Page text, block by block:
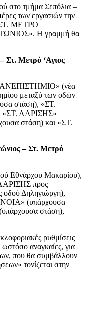
στο τμήμα Σεπόλια –
των εργασιών την
ΜΕΤΡΟ
Η γραμμή θα
Στ. Μετρό ‘Αγιος
(νέα
μεταξύ των οδών
στάση), «ΣΤ.
«ΣΤ. ΛΑΡΙΣΗΣ»
στάση) και «ΣΤ.
– Στ. Μετρό
Εθνάρχου Μακαρίου),
προς
Δηληγιώργη),
(υπάρχουσα
στάση),
ρυθμίσεις
ωστόσο αναγκαίες, για
που θα συμβάλλουν
τονίζεται στην